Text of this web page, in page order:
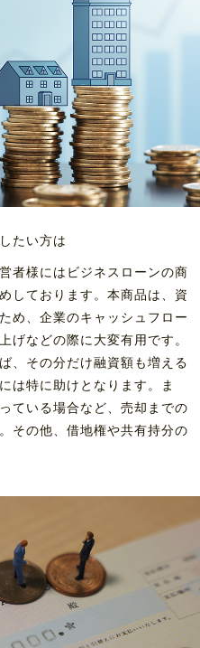
たい方は
者様にはビジネスローンの商
しております。本商品は、資
め、企業のキャッシュフロー
げなどの際に大変有用です。
、その分だけ融資額も増える
は特に助けとなります。ま
ている場合など、売却までの
その他、借地権や共有持分の